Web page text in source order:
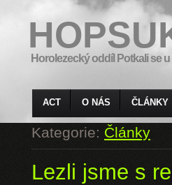
Horolezecký oddíl Potkali se
ACT O NÁS ČLÁNKY
Kategorie:Články
Lezli jsme s